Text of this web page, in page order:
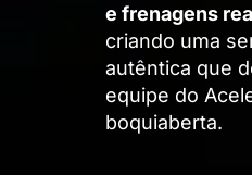
e frenagens
criando uma
autêntica que
equipe do
boquiaberta.